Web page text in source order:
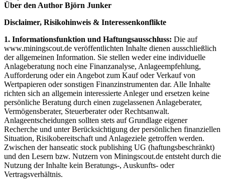
Über den Author Björn Junker
Disclaimer, Risikohinweis & Interessenkonflikte
1. Informationsfunktion und Haftungsausschluss: Die auf
www.miningscout.de veröffentlichten Inhalte dienen ausschließlich
der allgemeinen Information. Sie stellen weder eine individuelle
Anlageberatung noch eine Finanzanalyse, Anlageempfehlung,
Aufforderung oder ein Angebot zum Kauf oder Verkauf von
Wertpapieren oder sonstigen Finanzinstrumenten dar. Alle Inhalte
richten sich an allgemein interessierte Anleger und ersetzen keine
persönliche Beratung durch einen zugelassenen Anlageberater,
Vermögensberater, Steuerberater oder Rechtsanwalt.
Anlageentscheidungen sollten stets auf Grundlage eigener
Recherche und unter Berücksichtigung der persönlichen finanziellen
Situation, Risikobereitschaft und Anlageziele getroffen werden.
Zwischen der hanseatic stock publishing UG (haftungsbeschränkt)
und den Lesern bzw. Nutzern von Miningscout.de entsteht durch die
Nutzung der Inhalte kein Beratungs-, Auskunfts- oder
Vertragsverhältnis.